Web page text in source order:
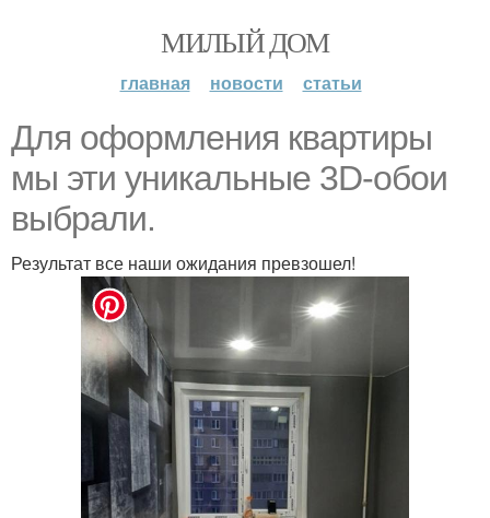
МИЛЫЙ ДОМ
главная новости статьи
Для оформления квартиры
мы эти уникальные 3D-обои
выбрали.
Результат все наши ожидания превзошел!